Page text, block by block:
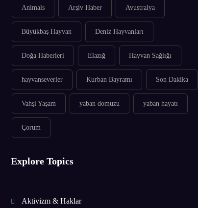
Animals Arşiv Haber Avustralya
Büyükbaş Hayvan Deniz Hayvanları
Doğa Haberleri Elazığ Hayvan Sağlığı
hayvanseverler Kurban Bayramı Son Dakika
Vahşi Yaşam yaban domuzu yaban hayatı
Çorum
Explore Topics
Aktivizm & Haklar